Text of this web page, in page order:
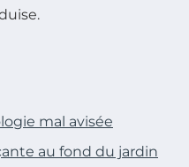
mal avisée
au fond du jardin